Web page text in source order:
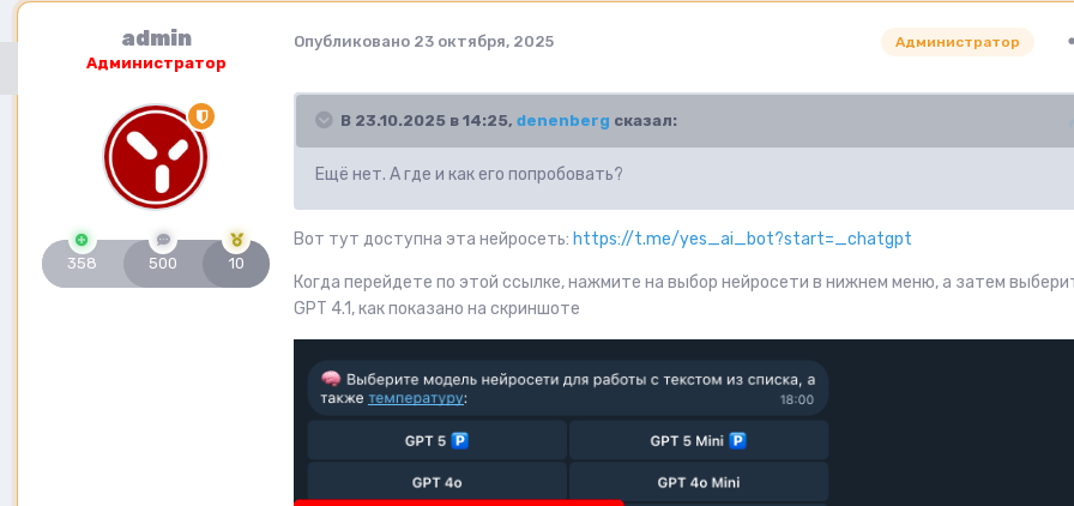
admin
Администратор
358 500 10
Администратор
Опубликовано 23 октября, 2025
В 23.10.2025 в 14:25, denenberg сказал:
Ещё нет. А где и как его попробовать?
Вот тут доступна эта нейросеть: https://t.me/yes_ai_bot?start=_chatgpt
Когда перейдете по этой ссылке, нажмите на выбор нейросети в нижнем меню, а затем
GPT 4.1, как показано на скриншоте